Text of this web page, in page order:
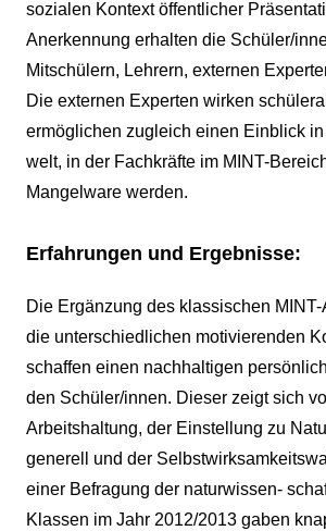
sozialen Kontext öffentlicher
Anerkennung erhalten die Schüler/
Mitschülern, Lehrern, externen
Die externen Experten wirken
ermöglichen zugleich einen Einblick
welt, in der Fachkräfte im MINT-
Mangelware werden.
Erfahrungen und Ergebnisse:
Die Ergänzung des klassischen
die unterschiedlichen motivierenden
schaffen einen nachhaltigen
den Schüler/innen. Dieser zeigt sich
Arbeitshaltung, der Einstellung zu
generell und der
einer Befragung der naturwissen-
Klassen im Jahr 2012/2013 gaben